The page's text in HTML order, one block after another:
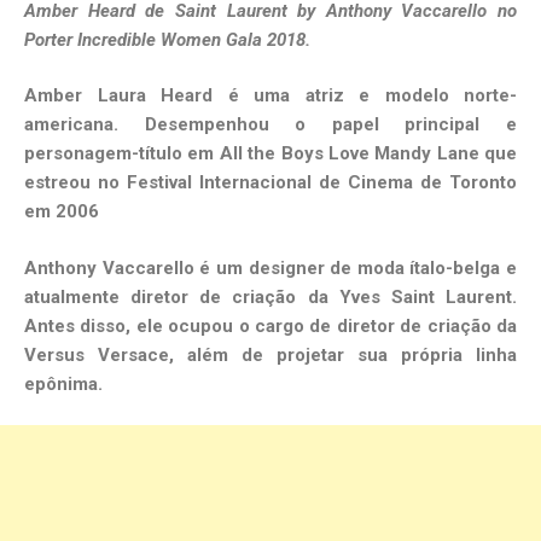
Amber Heard de Saint Laurent by Anthony Vaccarello no
Porter Incredible Women Gala 2018.
Amber Laura Heard é uma atriz e modelo norte-
americana. Desempenhou o papel principal e
personagem-título em All the Boys Love Mandy Lane que
estreou no Festival Internacional de Cinema de Toronto
em 2006
Anthony Vaccarello é um designer de moda ítalo-belga e
atualmente diretor de criação da Yves Saint Laurent.
Antes disso, ele ocupou o cargo de diretor de criação da
Versus Versace, além de projetar sua própria linha
epônima.